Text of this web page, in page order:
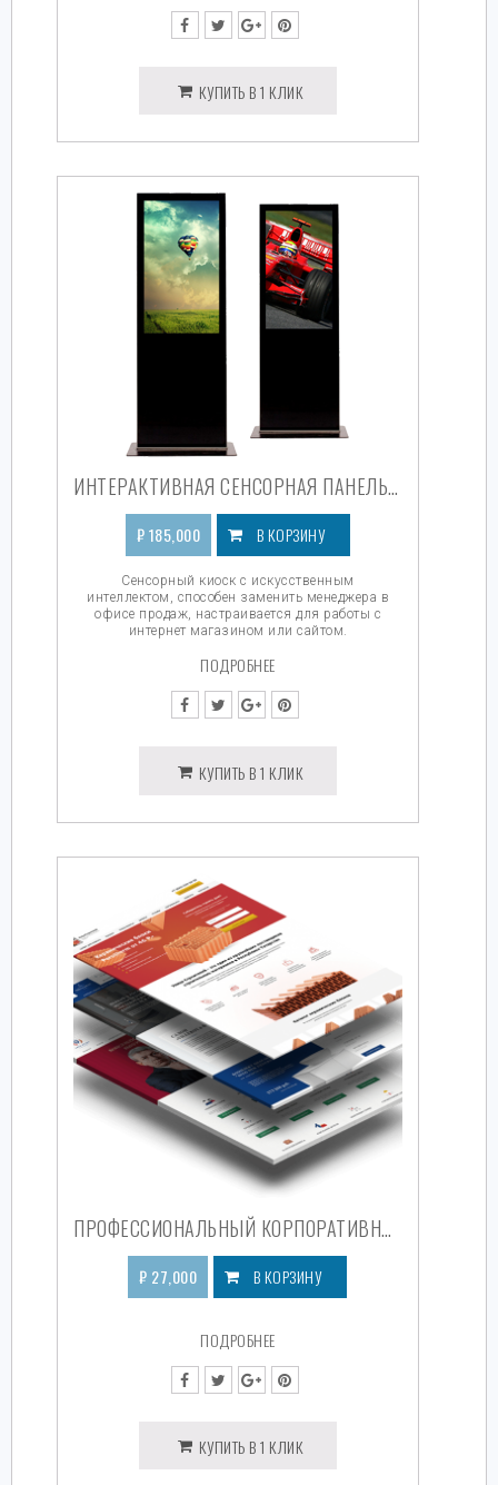
КУПИТЬ В 1 КЛИК
ИНТЕРАКТИВНАЯ СЕНСОРНАЯ ПАНЕЛЬ RX-K-1
₽185,000 В КОРЗИНУ
Сенсорный киоск с искусственным
интеллектом, способен заменить менеджера в
офисе продаж, настраивается для работы с
интернет магазином или сайтом.
ПОДРОБНЕЕ
КУПИТЬ В 1 КЛИК
ПРОФЕССИОНАЛЬНЫЙ КОРПОРАТИВНЫЙ САЙТ
₽ 27,000 В КОРЗИНУ
ПОДРОБНЕЕ
КУПИТЬ В 1 КЛИК